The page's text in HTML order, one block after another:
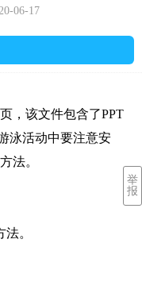
06-17
，该文件包含了PPT
泳活动中要注意安
法。
。
举
报